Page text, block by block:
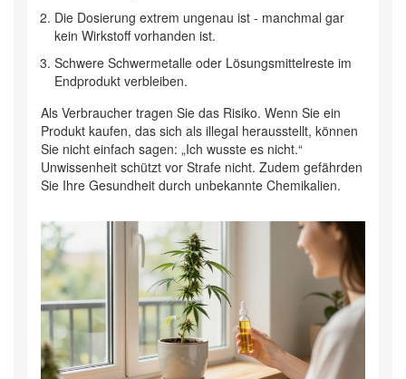
Die Dosierung extrem ungenau ist - manchmal gar
kein Wirkstoff vorhanden ist.
Schwere Schwermetalle oder Lösungsmittelreste im
Endprodukt verbleiben.
Als Verbraucher tragen Sie das Risiko. Wenn Sie ein
Produkt kaufen, das sich als illegal herausstellt, können
Sie nicht einfach sagen: „Ich wusste es nicht.“
Unwissenheit schützt vor Strafe nicht. Zudem gefährden
Sie Ihre Gesundheit durch unbekannte Chemikalien.